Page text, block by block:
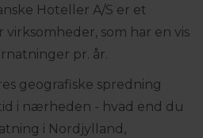
Hoteller A/S er et
som har en vis
pr. år.
geografiske spredning
i nærheden - hvad end du
i Nordjylland,